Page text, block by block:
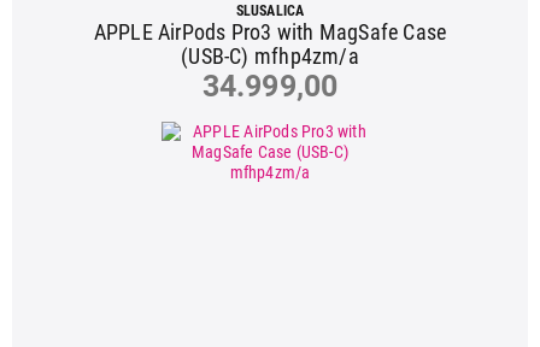
SLUSALICA
APPLE AirPods Pro3 with MagSafe Case
(USB-C) mfhp4zm/a
34.999,00